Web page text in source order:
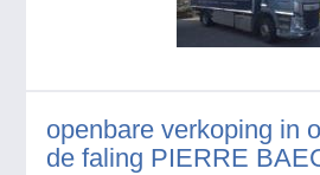
openbare verkoping in
de faling PIERRE